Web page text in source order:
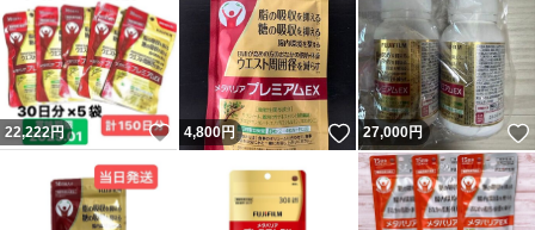
22,222円 いいね！
4,800円 いいね！
27,000円